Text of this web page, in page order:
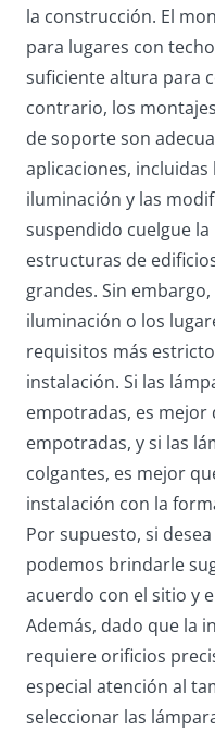
la construcción. El
para lugares con
suficiente altura para
contrario, los
de soporte son
aplicaciones,
iluminación y las
suspendido cuelgue
estructuras de
grandes. Sin
iluminación o los
requisitos más
instalación. Si las
empotradas, es mejor
empotradas, y si las
colgantes, es mejor
instalación con la
Por supuesto, si
podemos brindarle
acuerdo con el sitio y
Además, dado que la
requiere orificios
especial atención al
seleccionar las